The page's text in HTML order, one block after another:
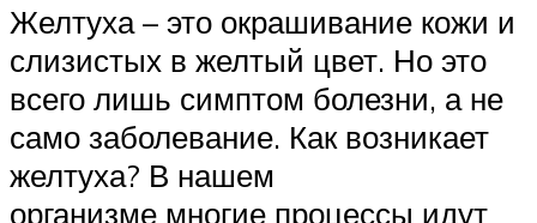
Желтуха – это окрашивание кожи и
слизистых в желтый цвет. Но это
всего лишь симптом болезни, а не
само заболевание. Как возникает
желтуха? В нашем
организме многие процессы идут